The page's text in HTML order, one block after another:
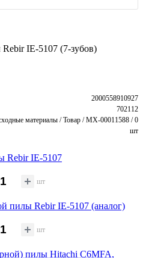
IE-5107 (7-зубов)
2000558910927
702112
материалы / Товар / MX-00011588 / 0
шт
Rebir IE-5107
шт
пилы Rebir IE-5107 (аналог)
шт
пилы Hitachi C6MFA,